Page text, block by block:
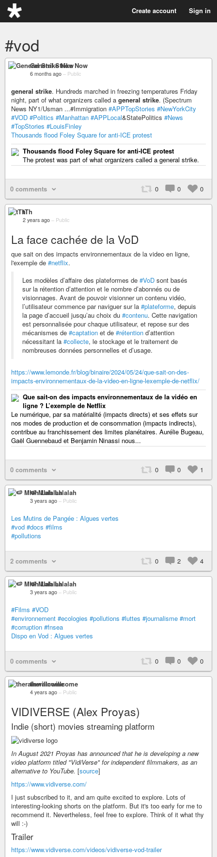
Create account Sign in
#vod
General Strike Now
6 months ago – Public
general strike. Hundreds marched in freezing temperatures Friday
night, part of what organizers called a general strike. (Spectrum
News NY1/Usman ...#Immigration #APPTopStories #NewYorkCity
#VOD #Politics #Manhattan #APPLocal&StatePolitics #News
#TopStories #LouisFinley
Thousands flood Foley Square for anti-ICE protest
Thousands flood Foley Square for anti-ICE protest
The protest was part of what organizers called a general strike.
0 comments 0 0 0
tTh
2 years ago – Public
La face cachée de la VoD
que sait on des impacts environnementaux de la video en ligne,
l'exemple de #netflix.
Les modèles d’affaire des plateformes de #VoD sont basés
sur la rétention d’attention et le nombre d’abonnés ou de
visionnages. Avant de pouvoir visionner un contenu vidéo,
l’utilisateur commence par naviguer sur la #plateforme, depuis
la page d’accueil jusqu’au choix du #contenu. Cette navigation
est personnalisée pour chaque utilisateur, et repose sur des
mécanismes de #captation et de #rétention d’attention
nécessitant la #collecte, le stockage et le traitement de
nombreuses données personnelles et d’usage.
https://www.lemonde.fr/blog/binaire/2024/05/24/que-sait-on-des-
impacts-environnementaux-de-la-video-en-ligne-lexemple-de-netflix/
Que sait-on des impacts environnementaux de la vidéo en
ligne ? L’exemple de Netflix
Le numérique, par sa matérialité (impacts directs) et ses effets sur
nos modes de production et de consommation (impacts indirects),
contribue au franchissement des limites planétaires. Aurélie Bugeau,
Gaël Guennebaud et Benjamin Ninassi nous...
0 comments 0 0 1
🍉 Mlah Lalalah
3 years ago – Public
Les Mutins de Pangée : Algues vertes
#vod #docs #films
#pollutions
2 comments 0 2 4
🍉 Mlah Lalalah
3 years ago – Public
#Films #VOD
#environnement #ecologies #pollutions #luttes #journalisme #mort
#corruption #fnsea
Dispo en Vod : Algues vertes
0 comments 0 0 0
therainwillcome
4 years ago – Public
VIDIVERSE (Alex Proyas)
Indie (short) movies streaming platform
In August 2021 Proyas has announced that he is developing a new
video platform titled "VidiVerse" for independent filmmakers, as an
alternative to YouTube. [source]
https://www.vidiverse.com/
I just subscribed to it, and am quite excited to explore. Lots of
interesting-looking shorts on the platform. But it's too early for me to
recommend it. Nevertheless, feel free to explore. Think of it what thy
will :-)
Trailer
https://www.vidiverse.com/videos/vidiverse-vod-trailer